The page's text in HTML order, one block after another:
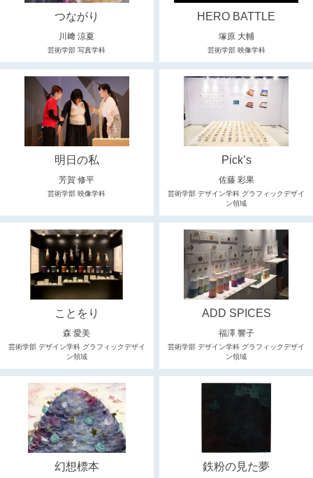
つながり
川﨑 涼夏
芸術学部 写真学科
HERO BATTLE
塚原 大輔
芸術学部 映像学科
明日の私
芳賀 修平
芸術学部 映像学科
Pick’s
佐藤 彩果
芸術学部 デザイン学科 グラフィックデザイ
ン領域
ことをり
森 愛美
芸術学部 デザイン学科 グラフィックデザイ
ン領域
ADD SPICES
福澤 響子
芸術学部 デザイン学科 グラフィックデザイ
ン領域
幻想標本 鉄粉の見た夢